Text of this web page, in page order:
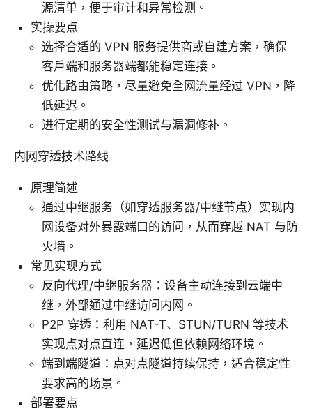
源清单，便于审计和异常检测。
实操要点
选择合适的 VPN 服务提供商或自建方案，确保
客户端和服务器端都能稳定连接。
优化路由策略，尽量避免全网流量经过 VPN，降
低延迟。
进行定期的安全性测试与漏洞修补。
内网穿透技术路线
原理简述
通过中继服务（如穿透服务器/中继节点）实现内
网设备对外暴露端口的访问，从而穿越 NAT 与防
火墙。
常见实现方式
反向代理/中继服务器：设备主动连接到云端中
继，外部通过中继访问内网。
P2P 穿透：利用 NAT-T、STUN/TURN 等技术
实现点对点直连，延迟低但依赖网络环境。
端到端隧道：点对点隧道持续保持，适合稳定性
要求高的场景。
部署要点